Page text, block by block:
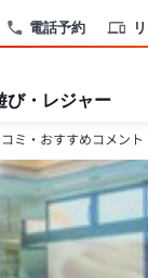
電話予約
び・レジャー
ミ・おすすめコメント